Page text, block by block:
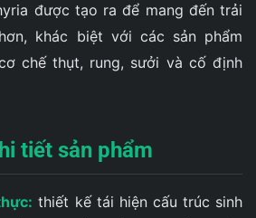
được tạo ra để mang đến trải
khác biệt với các sản phẩm
chế thụt, rung, sưởi và cố định
tiết sản phẩm
thiết kế tái hiện cấu trúc sinh